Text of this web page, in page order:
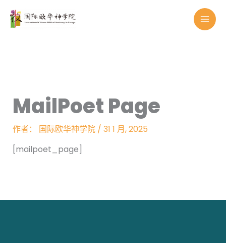
MailPoet Page
作者： 国际欧华神学院 / 31 1 月, 2025
[mailpoet_page]